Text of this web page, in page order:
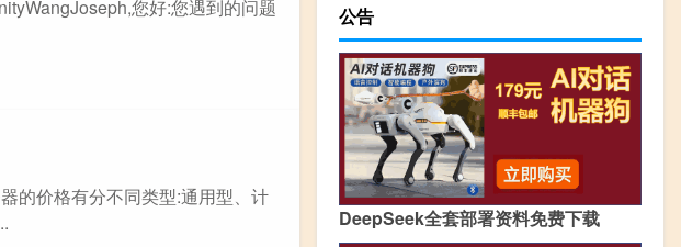
您好:您遇到的问题
的价格有分不同类型:通用型、计
公告
DeepSeek全套部署资料免费下载